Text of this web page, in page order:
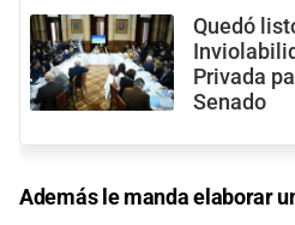
Quedó
Privada
Senado
Además le manda elaborar